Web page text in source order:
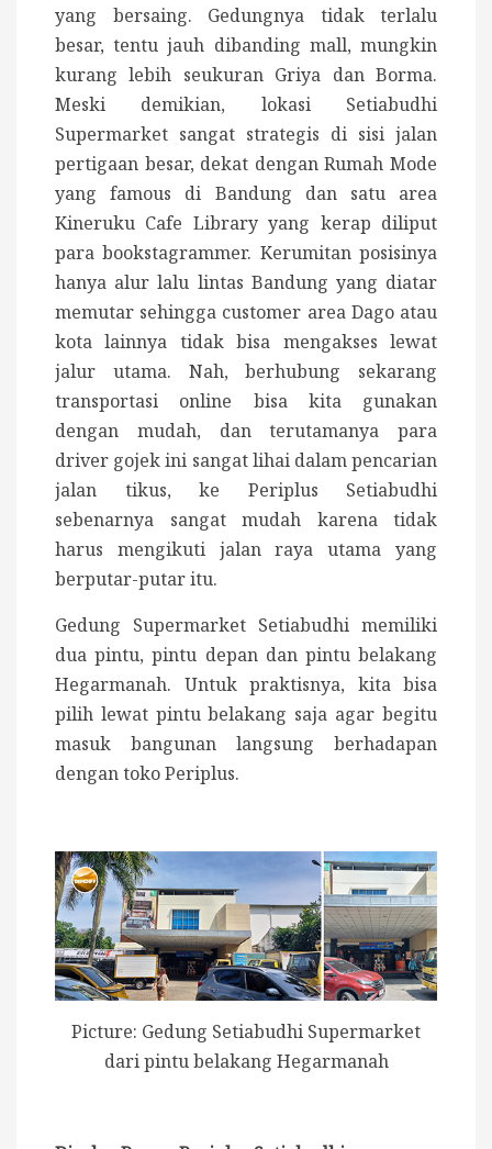
yang bersaing. Gedungnya tidak terlalu
besar, tentu jauh dibanding mall, mungkin
kurang lebih seukuran Griya dan Borma.
Meski demikian, lokasi Setiabudhi
Supermarket sangat strategis di sisi jalan
pertigaan besar, dekat dengan Rumah Mode
yang famous di Bandung dan satu area
Kineruku Cafe Library yang kerap diliput
para bookstagrammer. Kerumitan posisinya
hanya alur lalu lintas Bandung yang diatar
memutar sehingga customer area Dago atau
kota lainnya tidak bisa mengakses lewat
jalur utama. Nah, berhubung sekarang
transportasi online bisa kita gunakan
dengan mudah, dan terutamanya para
driver gojek ini sangat lihai dalam pencarian
jalan tikus, ke Periplus Setiabudhi
sebenarnya sangat mudah karena tidak
harus mengikuti jalan raya utama yang
berputar-putar itu.
Gedung Supermarket Setiabudhi memiliki
dua pintu, pintu depan dan pintu belakang
Hegarmanah. Untuk praktisnya, kita bisa
pilih lewat pintu belakang saja agar begitu
masuk bangunan langsung berhadapan
dengan toko Periplus.
Picture: Gedung Setiabudhi Supermarket
dari pintu belakang Hegarmanah